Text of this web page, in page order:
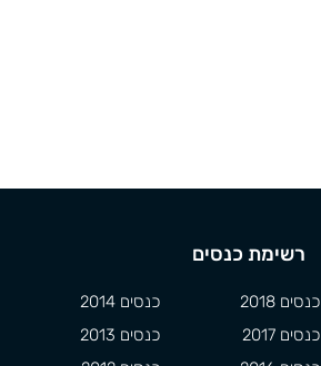
רשימת כנסים
כנסים 2018
כנסים 2017
כנסים 2014
כנסים 2013